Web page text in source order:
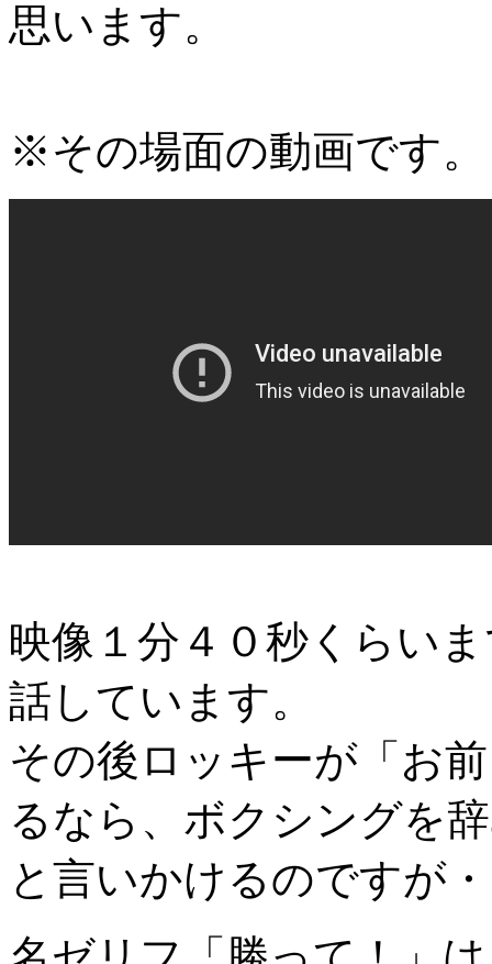
思います。
※その場面の動画です。
映像１分４０秒くらい
話しています。
その後ロッキーが「お
るなら、ボクシングを
と言いかけるのですが